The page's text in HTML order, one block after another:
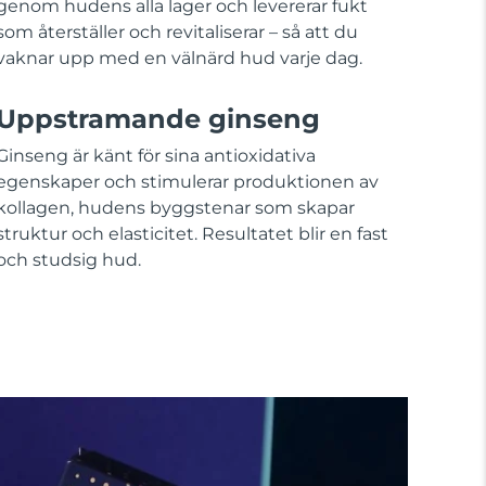
hudens alla lager och levererar fukt
återställer och revitaliserar – så att du
upp med en välnärd hud varje dag.
ginseng
är känt för sina antioxidativa
och stimulerar produktionen av
hudens byggstenar som skapar
och elasticitet. Resultatet blir en fast
studsig hud.